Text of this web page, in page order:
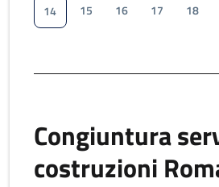
14
15 16 17 18
Congiuntura
costruzioni